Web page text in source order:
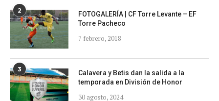
2
FOTOGALERÍA | CF Torre Levante – EF
Torre Pacheco
7 febrero, 2018
3
Calavera y Betis dan la salida a la
temporada en División de Honor
30 agosto, 2024